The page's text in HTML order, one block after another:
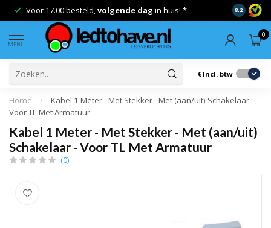
Voor 17.00 besteld,volgende dag in huis! * Gratis
8.2
MENU
0
€ Incl. btw
Home /
Kabel 1 Meter - Met Stekker - Met (aan/uit) Schakelaar -
Voor TL Met Armatuur
Kabel 1 Meter - Met Stekker - Met (aan/uit)
Schakelaar - Voor TL Met Armatuur
(0)